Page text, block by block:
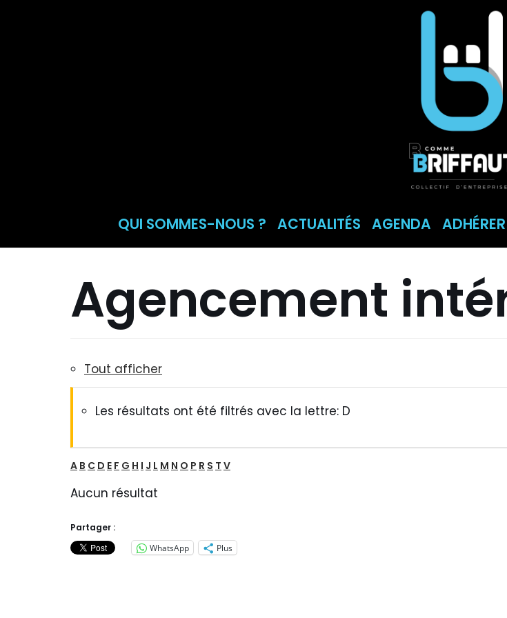
QUI SOMMES-NOUS ? ACTUALITÉS AGENDA ADHÉRER
Agencement
Tout afficher
Les résultats ont été filtrés avec la lettre: D
A B C D E F G H I J L M N O P R S T V
Aucun résultat
Partager :
WhatsApp
Plus